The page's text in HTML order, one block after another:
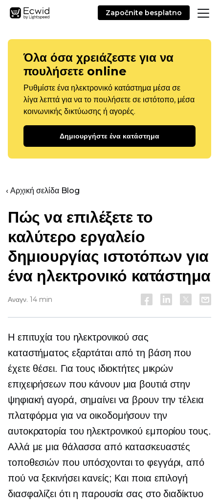
Započnite besplatno
Όλα όσα χρειάζεστε για να
πουλήσετε online
Ρυθμίστε ένα ηλεκτρονικό κατάστημα μέσα σε
λίγα λεπτά για να το πουλήσετε σε ιστότοπο, μέσα
κοινωνικής δικτύωσης ή αγορές.
Δημιουργήστε ένα κατάστημα
‹ Αρχική σελίδα Blog
Πώς να επιλέξετε το
καλύτερο εργαλείο
δημιουργίας ιστοτόπων για
ένα ηλεκτρονικό κατάστημα
Αναγν. 14 min
Η επιτυχία του ηλεκτρονικού σας
καταστήματος εξαρτάται από τη βάση που
έχετε θέσει. Για τους ιδιοκτήτες μικρών
επιχειρήσεων που κάνουν μια βουτιά στην
ψηφιακή αγορά, σημαίνει να βρουν την τέλεια
πλατφόρμα για να οικοδομήσουν την
αυτοκρατορία του ηλεκτρονικού εμπορίου τους.
Αλλά με μια θάλασσα από κατασκευαστές
τοποθεσιών που υπόσχονται το φεγγάρι, από
πού να ξεκινήσει κανείς; Και ποια επιλογή
διασφαλίζει ότι η παρουσία σας στο διαδίκτυο